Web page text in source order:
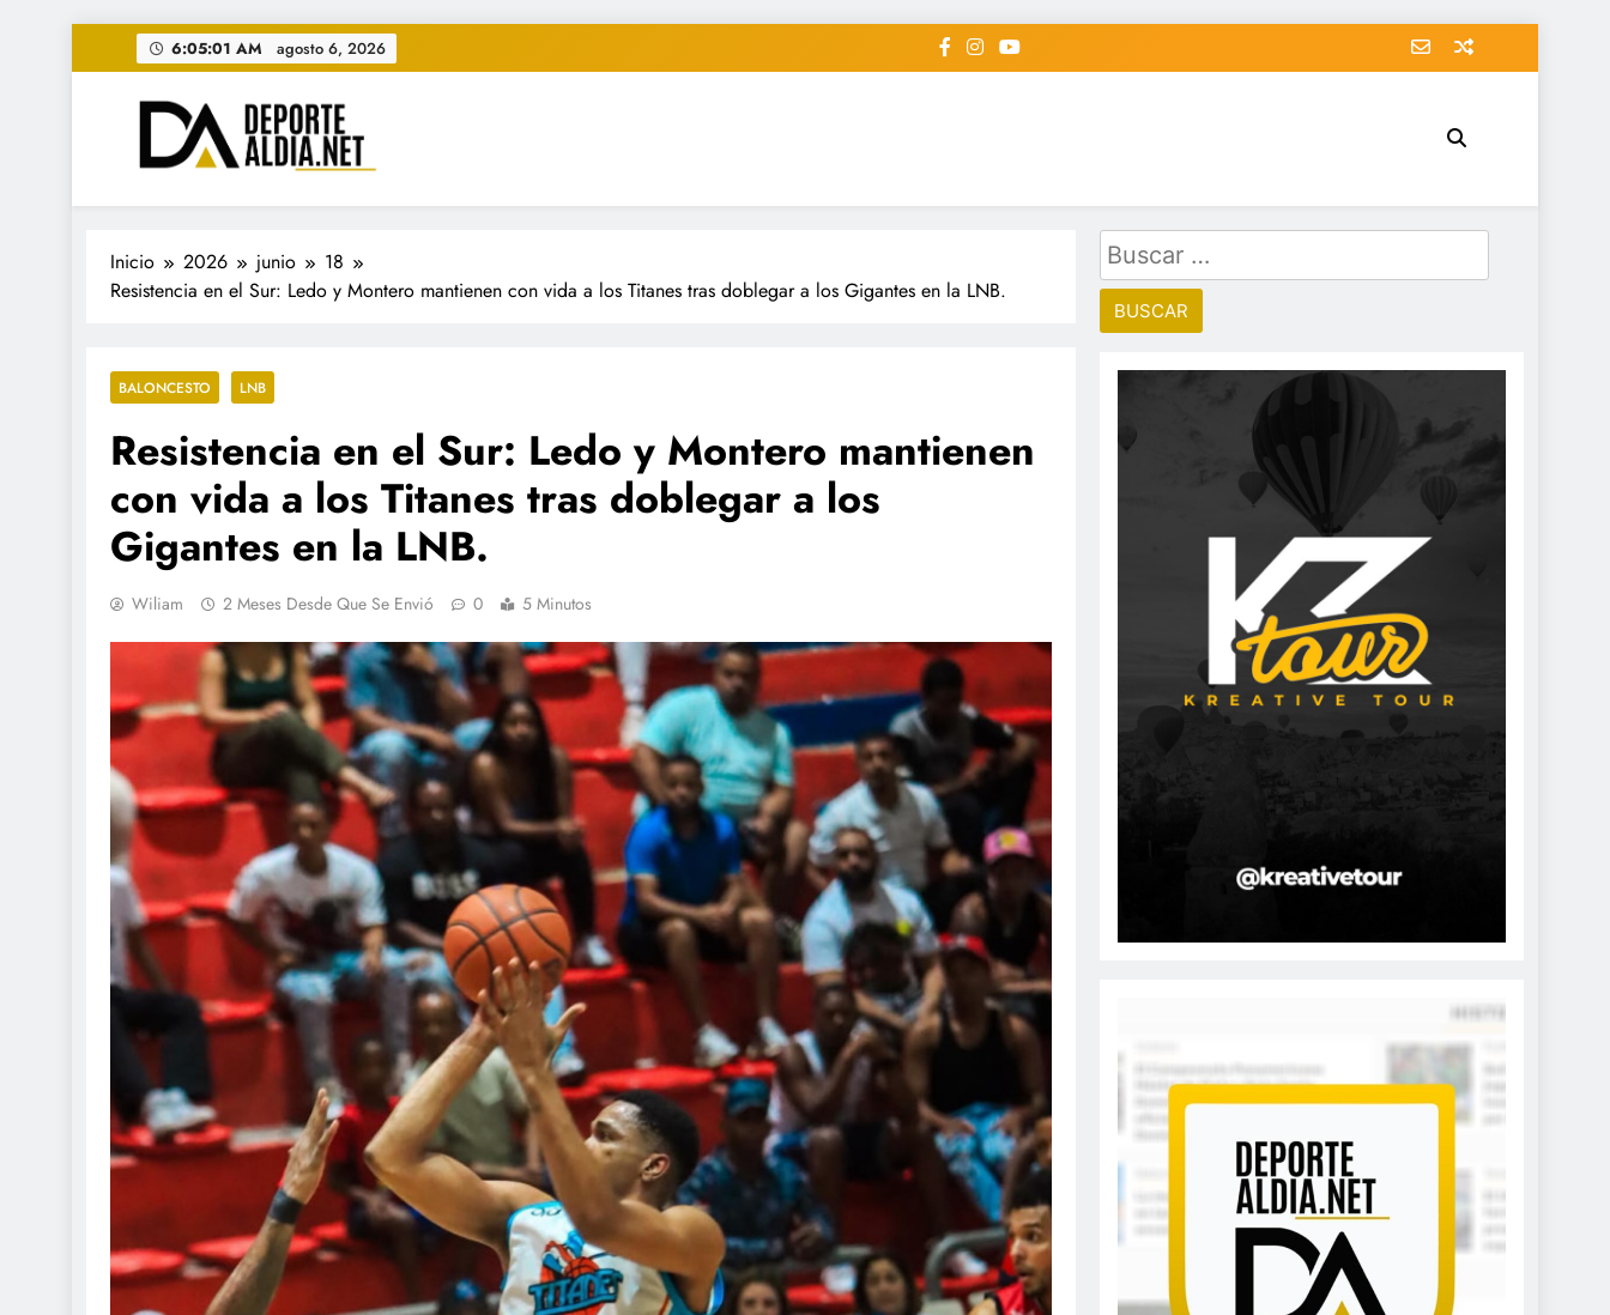
al
contenido
6:05:03 AM agosto 6, 2026
• DEPORTE AL DIA • "Periodico Deportivo Digital"
www.deportealdia.net #deportealdia #deportealdiard #deportealdiaperiodico
Inicio 2026 junio
18
Resistencia en el Sur: Ledo y Montero mantienen con vida a los Titanes tras doblegar a los Gigantes en la LNB.
BALONCESTO LNB
Resistencia en el Sur: Ledo y Montero mantienen
con vida a los Titanes tras doblegar a los
Gigantes en la LNB.
Wiliam 2 Meses Desde Que Se Envió 0 5 Minutos
Buscar: